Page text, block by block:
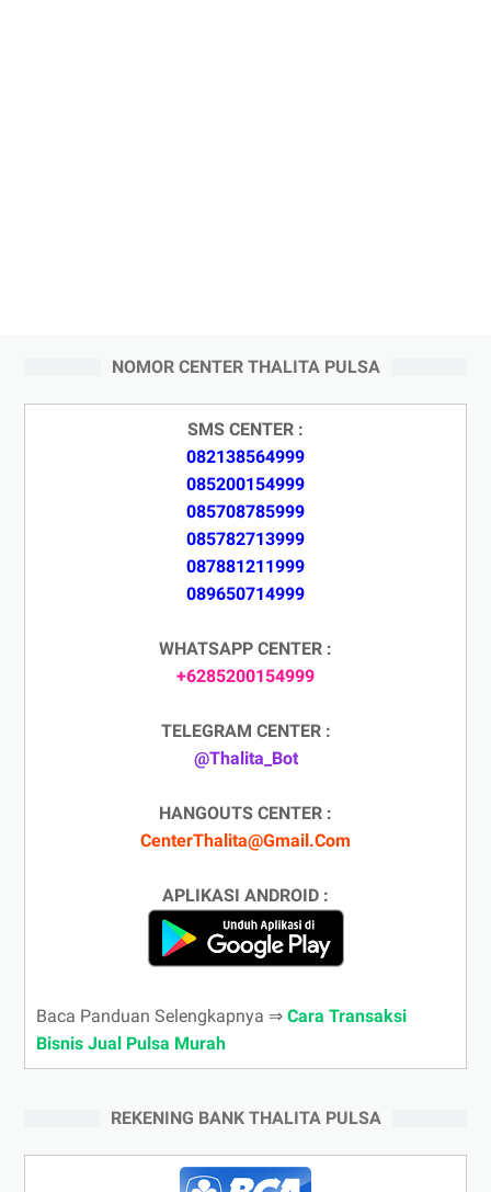
NOMOR CENTER THALITA PULSA
SMS CENTER :
082138564999
085200154999
085708785999
085782713999
087881211999
089650714999
WHATSAPP CENTER :
+6285200154999
TELEGRAM CENTER :
@Thalita_Bot
HANGOUTS CENTER :
CenterThalita@Gmail.Com
APLIKASI ANDROID :
Baca Panduan Selengkapnya ⇒ Cara Transaksi
Bisnis Jual Pulsa Murah
REKENING BANK THALITA PULSA